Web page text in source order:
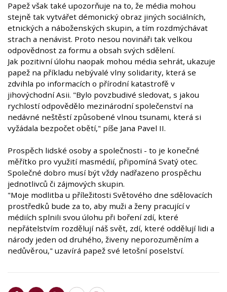
Papež však také upozorňuje na to, že média mohou
stejně tak vytvářet démonický obraz jiných sociálních,
etnických a náboženských skupin, a tím rozdmýchávat
strach a nenávist. Proto nesou novináři tak velkou
odpovědnost za formu a obsah svých sdělení.
Jak pozitivní úlohu naopak mohou média sehrát, ukazuje
papež na příkladu nebývalé vlny solidarity, která se
zdvihla po informacích o přírodní katastrofě v
jihovýchodní Asii. "Bylo povzbudivé sledovat, s jakou
rychlostí odpovědělo mezinárodní společenství na
nedávné neštěstí způsobené vlnou tsunami, která si
vyžádala bezpočet obětí," píše Jana Pavel II.
Prospěch lidské osoby a společnosti - to je konečné
měřítko pro využití masmédií, připomíná Svatý otec.
Společné dobro musí být vždy nadřazeno prospěchu
jednotlivců či zájmových skupin.
"Moje modlitba u příležitosti Světového dne sdělovacích
prostředků bude za to, aby muži a ženy pracující v
médiích splnili svou úlohu při boření zdí, které
nepřátelstvím rozdělují náš svět, zdí, které oddělují lidi a
národy jeden od druhého, živeny neporozuměním a
nedůvěrou," uzavírá papež své letošní poselství.